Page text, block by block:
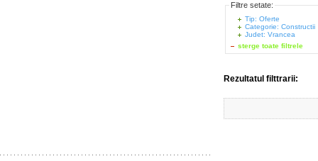
Filtre setate:
Tip: Oferte
Categorie: Constructii
Judet: Vrancea
sterge toate filtrele
Rezultatul filttrarii: